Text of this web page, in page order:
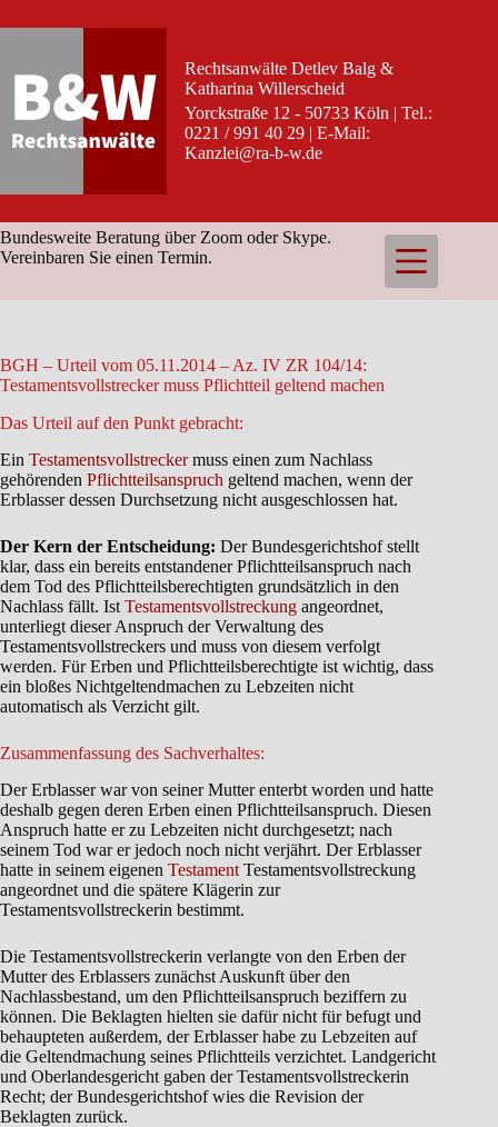
Inhalt
Rechtsanwälte Detlev Balg &
Katharina Willerscheid
Yorckstraße 12 - 50733 Köln | Tel.:
0221 / 991 40 29 | E-Mail:
Kanzlei@ra-b-w.de
Bundesweite Beratung über Zoom oder Skype.
Vereinbaren Sie einen Termin.
BGH – Urteil vom 05.11.2014 – Az. IV ZR 104/14:
Testamentsvollstrecker muss Pflichtteil geltend machen
Das Urteil auf den Punkt gebracht:
Ein Testamentsvollstreckermuss einen zum Nachlass
gehörenden Pflichtteilsanspruch geltend machen, wenn der
Erblasser dessen Durchsetzung nicht ausgeschlossen hat.
Der Kern der Entscheidung: Der Bundesgerichtshof stellt
klar, dass ein bereits entstandener Pflichtteilsanspruch nach
dem Tod des Pflichtteilsberechtigten grundsätzlich in den
Nachlass fällt. Ist Testamentsvollstreckung angeordnet,
unterliegt dieser Anspruch der Verwaltung des
Testamentsvollstreckers und muss von diesem verfolgt
werden. Für Erben und Pflichtteilsberechtigte ist wichtig, dass
ein bloßes Nichtgeltendmachen zu Lebzeiten nicht
automatisch als Verzicht gilt.
Zusammenfassung des Sachverhaltes:
Der Erblasser war von seiner Mutter enterbt worden und hatte
deshalb gegen deren Erben einen Pflichtteilsanspruch. Diesen
Anspruch hatte er zu Lebzeiten nicht durchgesetzt; nach
seinem Tod war er jedoch noch nicht verjährt. Der Erblasser
hatte in seinem eigenen Testament Testamentsvollstreckung
angeordnet und die spätere Klägerin zur
Testamentsvollstreckerin bestimmt.
Die Testamentsvollstreckerin verlangte von den Erben der
Mutter des Erblassers zunächst Auskunft über den
Nachlassbestand, um den Pflichtteilsanspruch beziffern zu
können. Die Beklagten hielten sie dafür nicht für befugt und
behaupteten außerdem, der Erblasser habe zu Lebzeiten auf
die Geltendmachung seines Pflichtteils verzichtet. Landgericht
und Oberlandesgericht gaben der Testamentsvollstreckerin
Recht; der Bundesgerichtshof wies die Revision der
Beklagten zurück.